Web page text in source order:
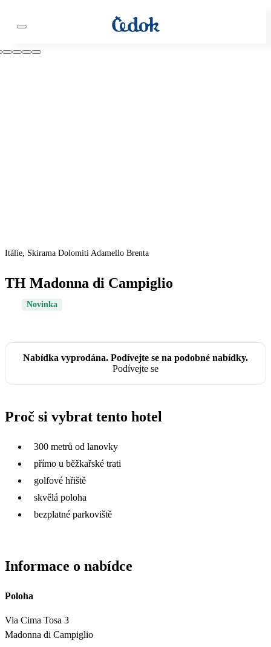
Itálie, Skirama Dolomiti Adamello Brenta
TH Madonna di Campiglio
Novinka
Nabídka vyprodána. Podívejte se na podobné nabídky.
Podívejte se
Proč si vybrat tento hotel
300 metrů od lanovky
přímo u běžkařské trati
golfové hřiště
skvělá poloha
bezplatné parkoviště
Informace o nabídce
Poloha
Via Cima Tosa 3
Madonna di Campiglio